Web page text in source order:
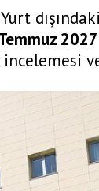
Yurt
2027
incelemesi